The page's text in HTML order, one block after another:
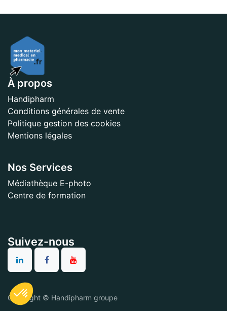
À propos
Handipharm
Conditions générales de vente
Politique gestion des cookies
Mentions légales
Nos Services
Médiathèque E-photo
Centre de formation
Suivez-nous
Copyright © Handipharm groupe